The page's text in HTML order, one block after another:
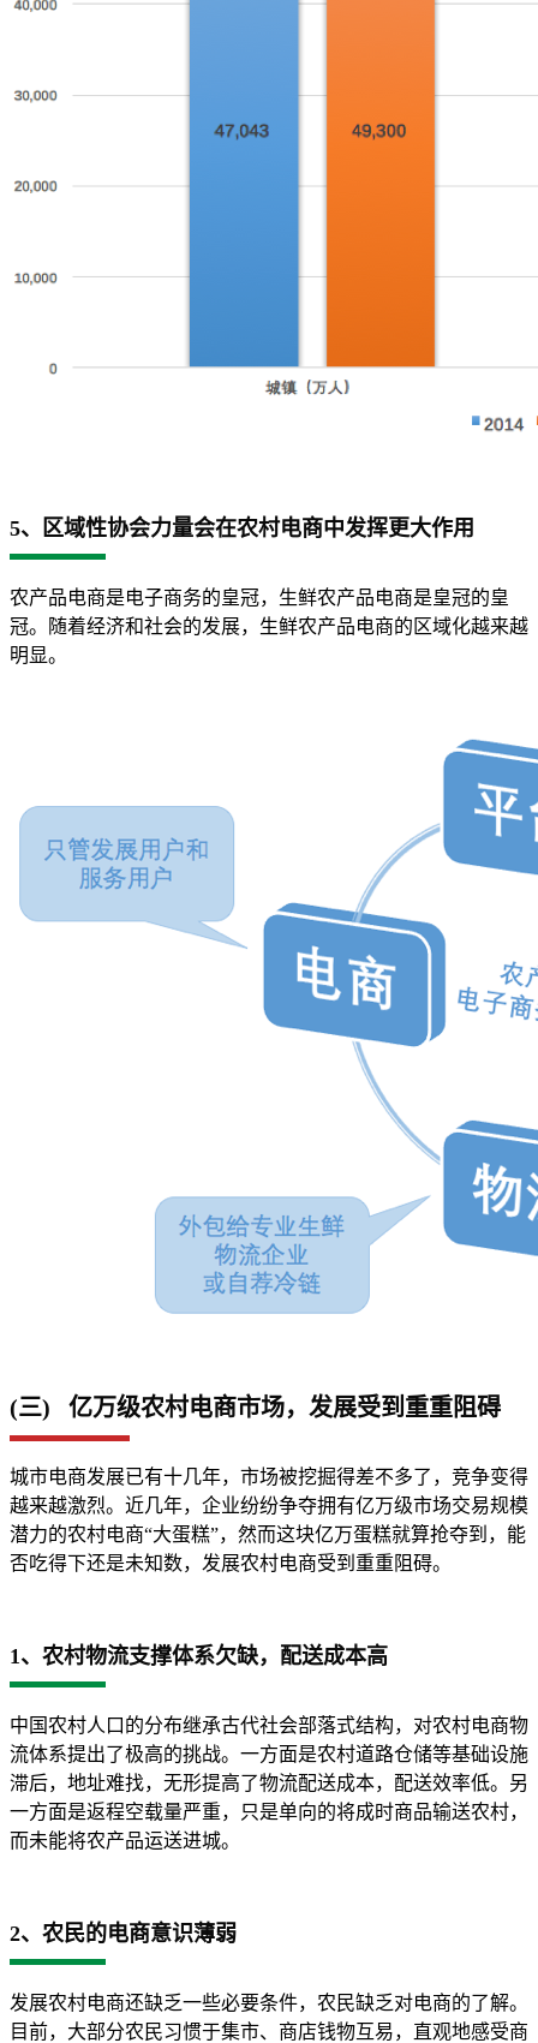
5、区域性协会力量会在农村电商中发挥更大作用
农产品电商是电子商务的皇冠，生鲜农产品电商是皇冠的皇
冠。随着经济和社会的发展，生鲜农产品电商的区域化越来越
明显。
(三) 亿万级农村电商市场，发展受到重重阻碍
城市电商发展已有十几年，市场被挖掘得差不多了，竞争变得
越来越激烈。近几年，企业纷纷争夺拥有亿万级市场交易规模
潜力的农村电商“大蛋糕”，然而这块亿万蛋糕就算抢夺到，能
否吃得下还是未知数，发展农村电商受到重重阻碍。
1、农村物流支撑体系欠缺，配送成本高
中国农村人口的分布继承古代社会部落式结构，对农村电商物
流体系提出了极高的挑战。一方面是农村道路仓储等基础设施
滞后，地址难找，无形提高了物流配送成本，配送效率低。另
一方面是返程空载量严重，只是单向的将成时商品输送农村，
而未能将农产品运送进城。
2、农民的电商意识薄弱
发展农村电商还缺乏一些必要条件，农民缺乏对电商的了解。
目前，大部分农民习惯于集市、商店钱物互易，直观地感受商